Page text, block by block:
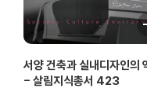
서양 건축과 실내디자인의
- 살림지식총서 423